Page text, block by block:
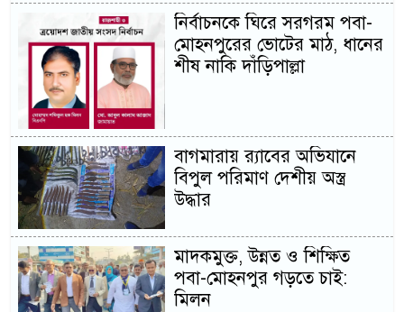
নির্বাচনকে ঘিরে সরগরম পবা-
মোহনপুরের ভোটের মাঠ, ধানের
শীষ নাকি দাঁড়িপাল্লা
বাগমারায় র‍্যাবের অভিযানে
বিপুল পরিমাণ দেশীয় অস্ত্র
উদ্ধার
মাদকমুক্ত, উন্নত ও শিক্ষিত
পবা-মোহনপুর গড়তে চাই:
মিলন